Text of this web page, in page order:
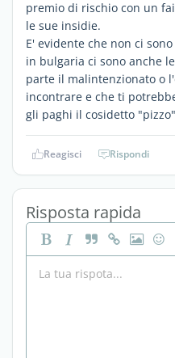
premio di rischio con un
le sue insidie.
E' evidente che non ci
in bulgaria ci sono anche
parte il malintenzionato o
incontrare e che ti
gli paghi il cosidetto
Reagisci Rispondi
Risposta rapida